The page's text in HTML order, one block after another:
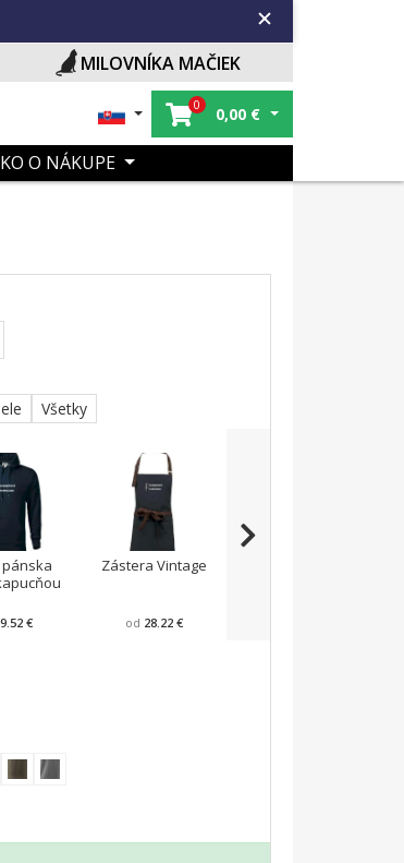
MILOVNÍKA MAČIEK
0 0,00 €
O NÁKUPE
Všetky
€
Zástera Vintage
od 28.22 €